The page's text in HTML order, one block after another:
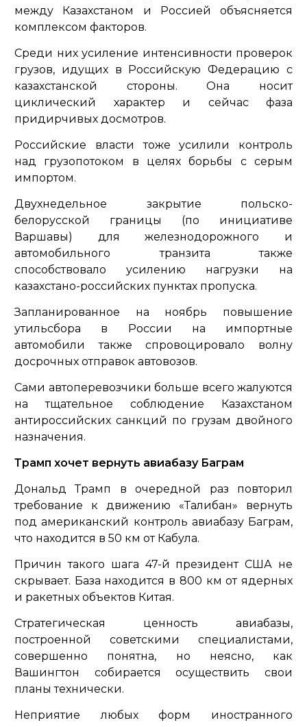
между Казахстаном и Россией объясняется
комплексом факторов.
Среди них усиление интенсивности проверок
грузов, идущих в Российскую Федерацию с
казахстанской стороны. Она носит
циклический характер и сейчас фаза
придирчивых досмотров.
Российские власти тоже усилили контроль
над грузопотоком в целях борьбы с серым
импортом.
Двухнедельное закрытие польско-
белорусской границы (по инициативе
Варшавы) для железнодорожного и
автомобильного транзита также
способствовало усилению нагрузки на
казахстано-российских пунктах пропуска.
Запланированное на ноябрь повышение
утильсбора в России на импортные
автомобили также спровоцировало волну
досрочных отправок автовозов.
Сами автоперевозчики больше всего жалуются
на тщательное соблюдение Казахстаном
антироссийских санкций по грузам двойного
назначения.
Трамп хочет вернуть авиабазу Баграм
Дональд Трамп в очередной раз повторил
требование к движению «Талибан» вернуть
под американский контроль авиабазу Баграм,
что находится в 50 км от Кабула.
Причин такого шага 47-й президент США не
скрывает. База находится в 800 км от ядерных
и ракетных объектов Китая.
Стратегическая ценность авиабазы,
построенной советскими специалистами,
совершенно понятна, но неясно, как
Вашингтон собирается осуществить свои
планы технически.
Неприятие любых форм иностранного